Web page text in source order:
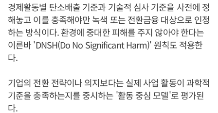
경제활동별 탄소배출 기준과 기술적 심사 기준을 사전에 정
해놓고 이를 충족해야만 녹색 또는 전환금융 대상으로 인정
하는 방식이다. 환경에 중대한 피해를 주지 않아야 한다는
이른바 'DNSH(Do No Significant Harm)' 원칙도 적용한
다.
기업의 전환 전략이나 의지보다는 실제 사업 활동이 과학적
기준을 충족하는지를 중시하는 '활동 중심 모델'로 평가된
다.